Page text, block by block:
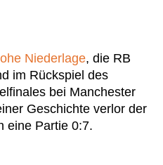
Niederlage, die RB
im Rückspiel des
bei Manchester
Geschichte verlor der
eine Partie 0:7.